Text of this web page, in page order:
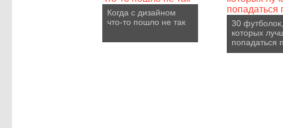
Когда с дизайном
что-то пошло не так
30
которых
попадаться